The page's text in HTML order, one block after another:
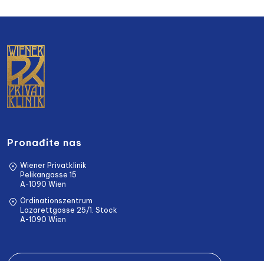
Pronađite nas
Wiener Privatklinik
Pelikangasse 15
A-1090 Wien
Ordinationszentrum
Lazarettgasse 25/1. Stock
A-1090 Wien